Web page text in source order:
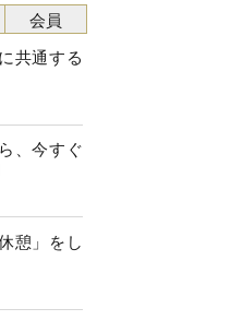
共通する
、今すぐ
憩」をし
会員